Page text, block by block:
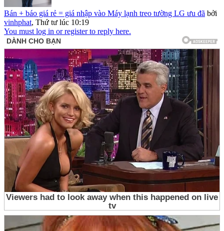
Bán + báo giá rẻ = giá nhập vào Máy lạnh treo tường LG ưu đã bởi
vinhphat, Thứ tư lúc 10:19
You must log in or register to reply here.